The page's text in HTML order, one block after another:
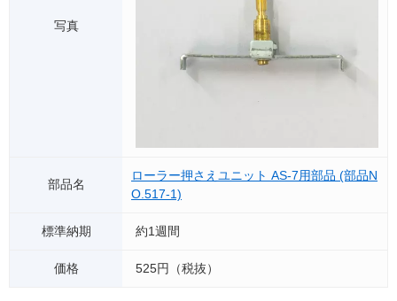
ローラー押さえユニット AS-7用部品 (部品N
O.517-1)
約1週間
525円（税抜）